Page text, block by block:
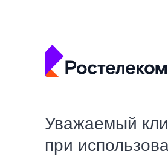
Уважаемый
при